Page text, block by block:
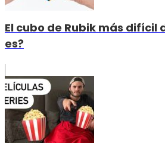
El cubo de Rubik más difícil
es?